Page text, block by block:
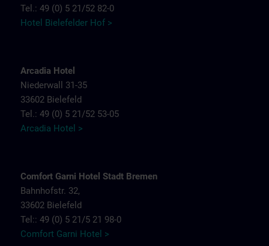
Tel.: 49 (0) 5 21/52 82-0
Hotel Bielefelder Hof >
Arcadia Hotel
Niederwall 31-35
33602 Bielefeld
Tel.: 49 (0) 5 21/52 53-05
Arcadia Hotel >
Comfort Garni Hotel Stadt Bremen
Bahnhofstr. 32,
33602 Bielefeld
Tel:: 49 (0) 5 21/5 21 98-0
Comfort Garni Hotel >